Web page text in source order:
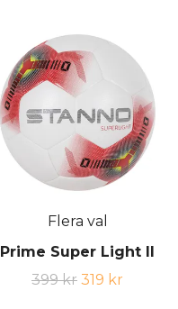
Flera val
Prime Super Light II
399 kr 319 kr